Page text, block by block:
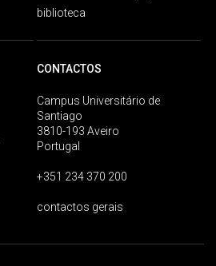
biblioteca
CONTACTOS
Campus Universitário de
Santiago
3810-193 Aveiro
Portugal
+351 234 370 200
contactos gerais